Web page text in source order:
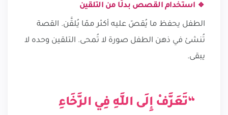
🔹 استخدام القصص بدلًا من التلقين
الطفل يحفظ ما يُقصّ عليه أكثر ممّا يُلقَّن. القصة
تُنشئ في ذهن الطفل صورة لا تُمحى. التلقين وحده لا
يبقى.
“تَعَرَّفْ إِلَى اللَّهِ فِي الرَّخَاءِ